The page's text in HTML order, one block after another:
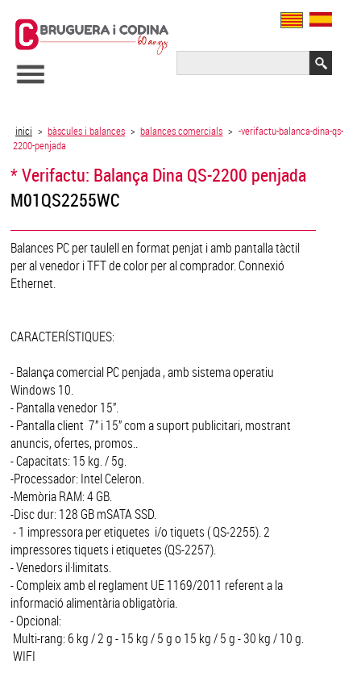
inici > bàscules i balances > balances comercials > -verifactu-balanca-dina-qs-
2200-penjada
* Verifactu: Balança Dina QS-2200 penjada
M01QS2255WC
Balances PC per taulell en format penjat i amb pantalla tàctil
per al venedor i TFT de color per al comprador. Connexió
Ethernet.
CARACTERÍSTIQUES:
- Balança comercial PC penjada , amb sistema operatiu
Windows 10.
- Pantalla venedor 15”.
- Pantalla client 7” i 15” com a suport publicitari, mostrant
anuncis, ofertes, promos..
- Capacitats: 15 kg. / 5g.
-Processador: Intel Celeron.
-Memòria RAM: 4 GB.
-Disc dur: 128 GB mSATA SSD.
- 1 impressora per etiquetes i/o tiquets ( QS-2255). 2
impressores tiquets i etiquetes (QS-2257).
- Venedors il·limitats.
- Compleix amb el reglament UE 1169/2011 referent a la
informació alimentària obligatòria.
- Opcional:
Multi-rang: 6 kg / 2 g - 15 kg / 5 g o 15 kg / 5 g - 30 kg / 10 g.
WIFI